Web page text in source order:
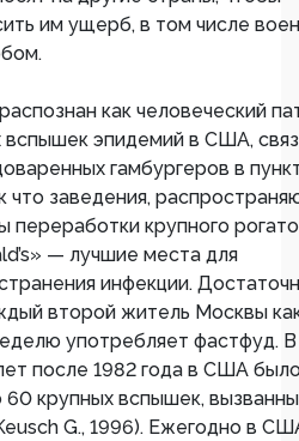
им ущерб, в том числе
как человеческий
вспышек эпидемий в США,
гамбургеров в
что заведения,
переработки крупного
— лучшие места для
инфекции.
второй житель Москвы
употребляет фастфуд. В
после 1982 года в США
60 крупных вспышек,
G., 1996). Ежегодно в